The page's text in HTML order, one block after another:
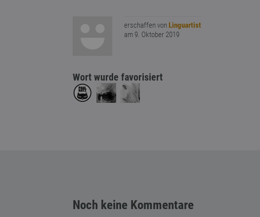
erschaffen von Linguartist
am 9. Oktober 2019
Wort wurde favorisiert
Noch keine Kommentare